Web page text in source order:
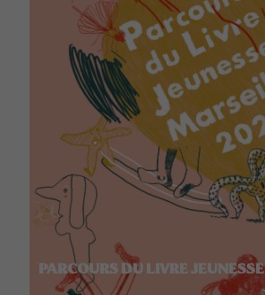
PARCOURS DU LIVRE JEUNESSE